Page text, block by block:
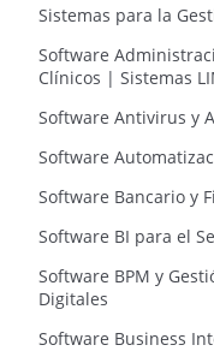
Sistemas para la
Software
Clínicos | Sistemas
Software Antivirus y
Software
Software Bancario y
Software BI para el
Software BPM y
Digitales
Software Business